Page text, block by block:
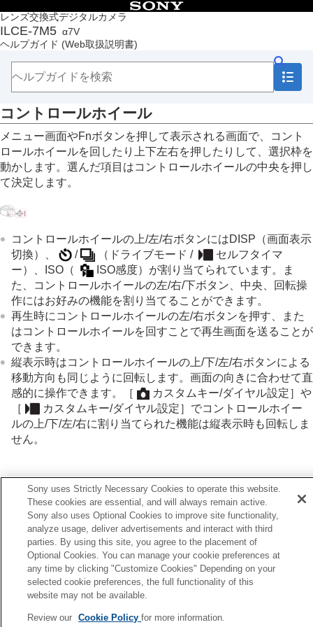
レンズ交換式デジタルカメラ
ILCE-7M5 α7V
ヘルプガイド (Web取扱説明書)
目次
トップページ
ヘルプガイドの使いかた
本体と付属品を確認する
本機の基本操作
タッチパネル
タッチ機能アイコン
コントロールホイール
マルチセレクター
静止画/動画/S&Q切換ダイヤルとモードダイヤル
C（カスタム）ボタン
DISP（画面表示切換）ボタン
削除ボタン
AELボタン
AF-ONボタン
前ダイヤル・後ダイヤル（L/R）
キーボード画面
カメラ内ガイド
アクセシビリティ機能
準備/基本的な撮影
MENU一覧から機能を探す
撮影機能を活用する
カメラをカスタマイズする
再生する
スマートフォンでできること
パソコンでできること
クラウドサービスを利用する
故障かな？と思ったら
コントロールホイール
メニュー画面やFnボタンを押して表示される画面で、コント
ロールホイールを回したり上下左右を押したりして、選択枠を
動かします。選んだ項目はコントロールホイールの中央を押し
て決定します。
コントロールホイールの上/左/右ボタンにはDISP （画面表示
切換）、
/ （ ドライブモード /
セルフタイマ
ー）、ISO（ ISO感度）が割り当てられています。ま
た、コントロールホイールの左/右/下ボタン、中央、回転操
作にはお好みの機能を割り当てることができます。
再生時にコントロールホイールの左/右ボタンを押す、また
はコントロールホイールを回すことで再生画面を送ることが
できます。
縦表示時はコントロールホイールの上/下/左/右ボタンによる
移動方向も同じように回転します。画面の向きに合わせて直
感的に操作できます。
［ カスタムキー/ダイヤル設定］ や
［
カスタムキー/ダイヤル設定］ でコントロールホイー
ルの上/下/左/右に割り当てられた機能は縦表示時も回転しま
せん。
関連項目
よく使う機能をボタンやダイヤルに割り当てる（カスタム
キー/ダイヤル設定）
一時的にダイヤルの機能を変更する（マイダイヤル設定
チ機能アイコン
Sony uses Strictly Necessary Cookies to operate this website.
These cookies are essential, and will always remain active.
Sony also uses Optional Cookies to improve site functionality,
analyze usage, deliver advertisements and interact with third
parties. By using this site, you agree to the placement of
Optional Cookies. You can manage your cookie preferences at
any time by clicking "Customize Cookies" Depending on your
selected cookie preferences, the full functionality of this
website may not be available.
Review our Cookie Policyfor more information.